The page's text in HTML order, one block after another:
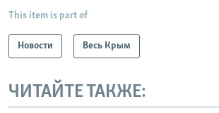
This item is part of
Новости Весь Крым
ЧИТАЙТЕ ТАКЖЕ: